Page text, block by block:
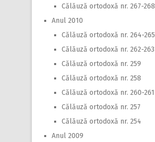
Călăuză ortodoxă nr. 267-268
Anul 2010
Călăuză ortodoxă nr. 264-265
Călăuză ortodoxă nr. 262-263
Călăuză ortodoxă nr. 259
Călăuză ortodoxă nr. 258
Călăuză ortodoxă nr. 260-261
Călăuză ortodoxă nr. 257
Călăuză ortodoxă nr. 254
Anul 2009